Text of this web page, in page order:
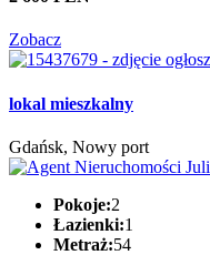
Zobacz
lokal mieszkalny
Gdańsk, Nowy port
Pokoje:2
Łazienki:1
Metraż:54